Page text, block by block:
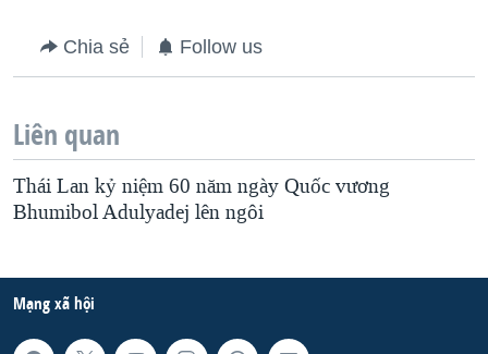
Chia sẻ Follow us
Liên quan
Thái Lan kỷ niệm 60 năm ngày Quốc vương
Bhumibol Adulyadej lên ngôi
Mạng xã hội